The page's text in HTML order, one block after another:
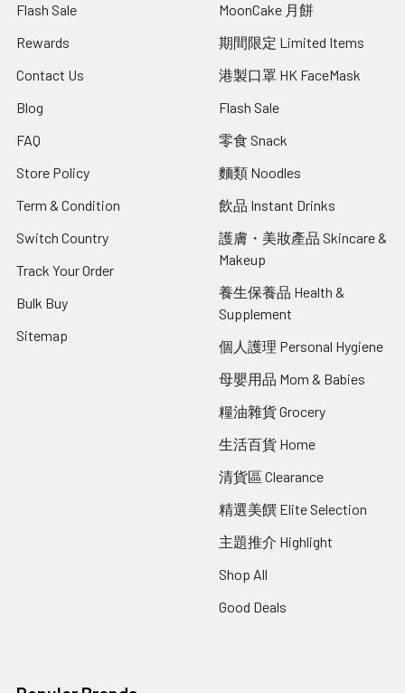
Flash Sale
Rewards
Contact Us
Blog
FAQ
Store Policy
Term & Condition
Switch Country
Track Your Order
Bulk Buy
Sitemap
MoonCake 月餅
期間限定 Limited Items
港製口罩 HK FaceMask
Flash Sale
零食 Snack
麵類 Noodles
飲品 Instant Drinks
護膚・美妝產品 Skincare &
Makeup
養生保養品 Health &
Supplement
個人護理 Personal Hygiene
母嬰用品 Mom & Babies
糧油雜貨 Grocery
生活百貨 Home
清貨區 Clearance
精選美饌 Elite Selection
主題推介 Highlight
Shop All
Good Deals